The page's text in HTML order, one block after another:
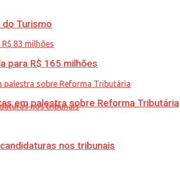
nos tribunais
do Turismo
para R$ 165 milhões
em palestra sobre Reforma Tributária